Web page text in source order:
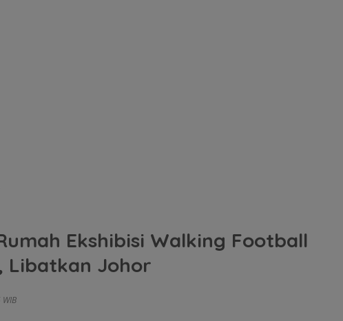
Ekshibisi Walking Football
Libatkan Johor